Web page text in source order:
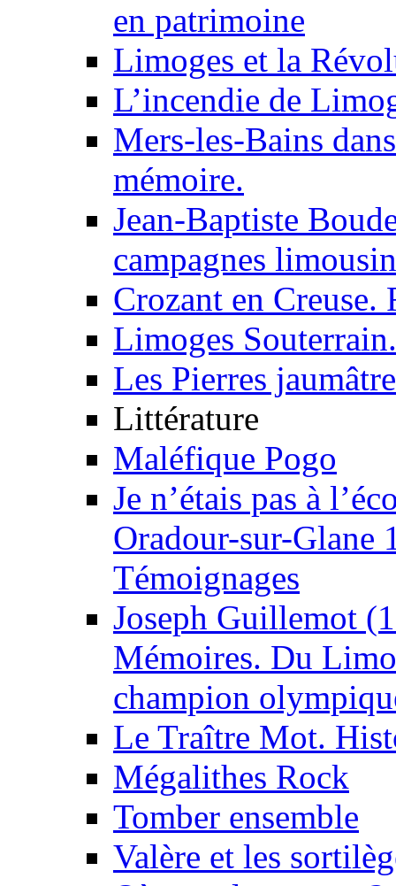
en patrimoine
Limoges et la
L’incendie de
Mers-les-Bains
mémoire.
Jean-Baptiste
campagnes
Crozant en Creuse.
Limoges
Les Pierres
Littérature
Maléfique Pogo
Je n’étais pas à
Oradour-sur-Glane
Témoignages
Joseph Guillemot
Mémoires. Du
champion
Le Traître Mot.
Mégalithes Rock
Tomber ensemble
Valère et les